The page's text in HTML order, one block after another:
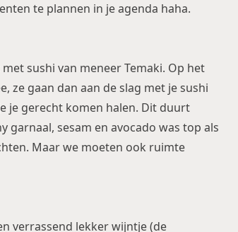
te plannen in je agenda haha.
sushi van meneer Temaki. Op het
ze gaan dan aan de slag met je sushi
je gerecht komen halen. Dit duurt
garnaal, sesam en avocado was top als
Maar we moeten ook ruimte
verrassend lekker wijntje (de